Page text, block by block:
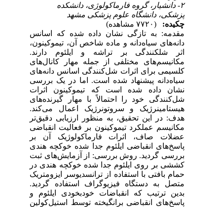
۲- دانشیار، گروه فارماکولوژی، دانشکده
پزشکی، دانشگاه علوم پزشکی مشهد
چکیده:
(۷۷۲۰ مشاهده)
مقدمه: به تازگی نشان داده شده که اسانس
دانه‌های سیاه‌دانه و ماده شاخص آن، تیموکینون،
اثر شل‏کنندگی بر تراشه و ایلئوم دارند.
مکانیسم‌های مختلفی از جمله مهار کانال‌های
کلسیمی برای اثرات شل‌کنندگی اسانس دانه‌های
سیاه‌دانه پیشنهاد شده است. اما در یک بررسی
نشان داده شده است که تیموکینون اثرات
شل‌کنندگی خود را احتمالاً با مهار گیرنده‌های
هیستامینرژیک و سروتونرژیک اعمال می‌کند.
هدف: در این تحقیق، به منظور ارزیابی دقیق‌تر
مکانیسم عملکرد تیموکینون بر فعالیت انقباضی
عضلات صاف، اثرات فارماکولوژیک آن بر
پاسخ‌های انقباضی ایلئوم جدا شده خوکچه هندی
بررسی گردید. روش‌ بررسی: از آزمایش‌های ثبت
کششی بر روی ایلئوم جدا شده خوکچه هندی در
حمام بافتی با استفاده از ترانسدیوسر ایزومتریک
متصل به دستگاه فیزیوگراف استفاده گردید.
بدین ترتیب که انقباضات خودبخودی ایلئوم و
پاسخ‌های انقباضی برانگیخته توسط استیل‌کولین